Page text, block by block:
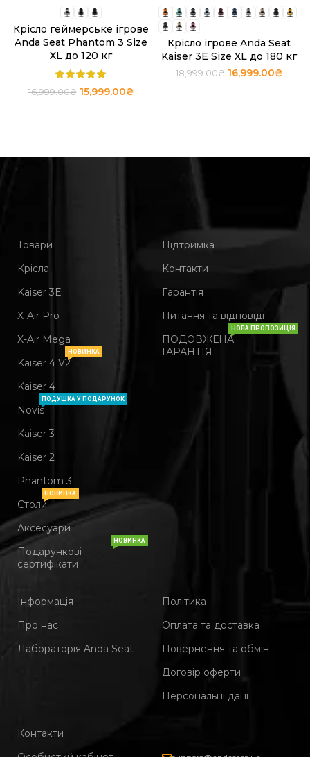
Крісло геймерське ігрове
Anda Seat Phantom 3 Size
XL до 120 кг
16,999.00₴ 15,999.00₴
Крісло ігрове Anda Seat
Kaiser 3E Size XL до 180 кг
18,999.00₴ 16,999.00₴
Товари
Крісла
Kaiser 3Е
X-Air Pro
X-Air Mega
Kaiser 4 V2
НОВИНКА
Kaiser 4
Novis
ПОДУШКА У ПОДАРУНОК
Kaiser 3
Kaiser 2
Phantom 3
Столи
НОВИНКА
Аксесуари
Подарункові
сертифікати
НОВИНКА
Підтримка
Контакти
Гарантія
Питання та відповіді
ПОДОВЖЕНА
ГАРАНТІЯ
НОВА ПРОПОЗИЦІЯ
Інформація
Про нас
Лабораторія Anda Seat
Політика
Оплата та доставка
Повернення та обмін
Договір оферти
Персональні дані
Контакти